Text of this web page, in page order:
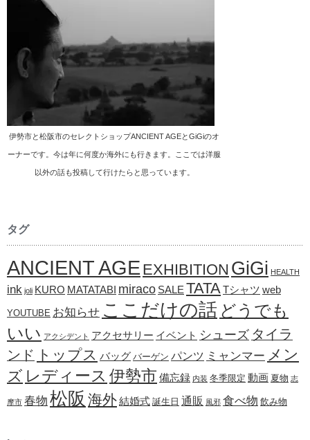
伊勢市と松阪市のセレクトショップANCIENT AGEとGiGiのオ
ーナーです。今は年に何度か海外にも行きます。ここでは洋服
以外の話も投稿して行けたらと思っています。
タグ
ANCIENT AGE EXHIBITION GiGi HEALTH
ink joli KURO MATATABI miraco SALE TATATシャツ web
YOUTUBE お知らせ ここだけの話 どうでも
いい アクシデント アクセサリー イベント シューズ タイラ
ンド トップス バッグ バーゲン パンツ ミャンマー メン
ズ レディース 伊勢市 備忘録 内装 冬季限定 動画 夏物 志
摩市 春物 松阪 海外結婚式 誕生日 通販 風邪 食べ物 飲み物